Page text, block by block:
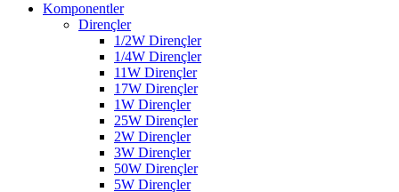
Komponentler
Dirençler
1/2W Dirençler
1/4W Dirençler
11W Dirençler
17W Dirençler
1W Dirençler
25W Dirençler
2W Dirençler
3W Dirençler
50W Dirençler
5W Dirençler